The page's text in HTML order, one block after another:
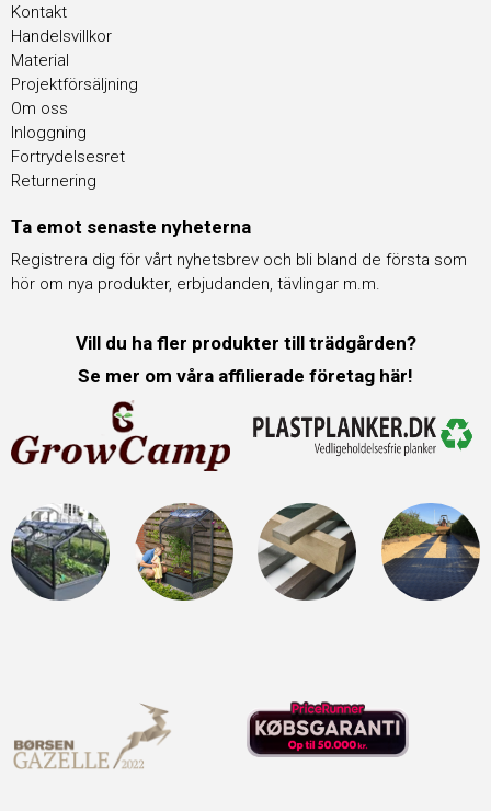
Kontakt
Handelsvillkor
Material
Projektförsäljning
Om oss
Inloggning
Fortrydelsesret
Returnering
Ta emot senaste nyheterna
Registrera dig för vårt nyhetsbrev och bli bland de första som
hör om nya produkter, erbjudanden, tävlingar m.m.
Vill du ha fler produkter till trädgården?
Se mer om våra affilierade företag här!